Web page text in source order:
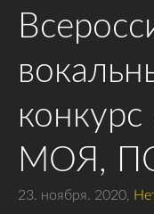
МОЯ,
23. ноября. 2020,